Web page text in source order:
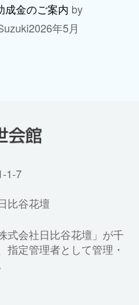
成金のご案内 by
2026年5月
1-7
比谷花壇
式会社日比谷花壇」が千
指定管理者として管理・